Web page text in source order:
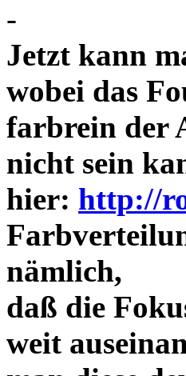
-
Jetzt kann
wobei das
farbrein der
nicht sein
hier: http://
nämlich,
daß die
weit